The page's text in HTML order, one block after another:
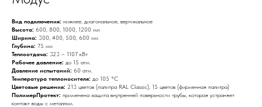
Вид подключения: нижнее, диагональное, вертикальное
Высота: 600, 800, 1000, 1200 мм
Ширина: 300, 400, 500, 600 мм
Глубина: 75 мм
Теплоотдача: 323 – 1107 кВт
Рабочее давление: до 15 атм.
Давление испытаний: 60 атм.
Температура теплоносителя: до 105 °С
Цветовые решения: 213 цветов (палитра RAL Classic), 15 цветов (фирменная палитра)
ПолимерПротект: применена защита внутренней поверхности трубы, которая устраняет
контакт воды с металлом.